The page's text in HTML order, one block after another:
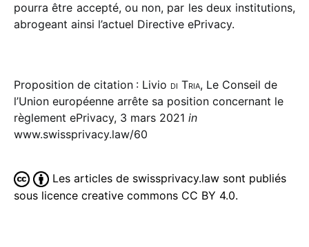
pourra être accepté, ou non, par les deux insti­tu­tions,
abro­geant ainsi l’actuel Directive ePrivacy.
Proposition de citation : Livio di Tria, Le Conseil de
l’Union européenne arrête sa position concernant le
règlement ePrivacy, 3 mars 2021 in
www.swissprivacy.law/60
Les articles de swissprivacy.law sont publiés
sous licence creative commons CC BY 4.0.